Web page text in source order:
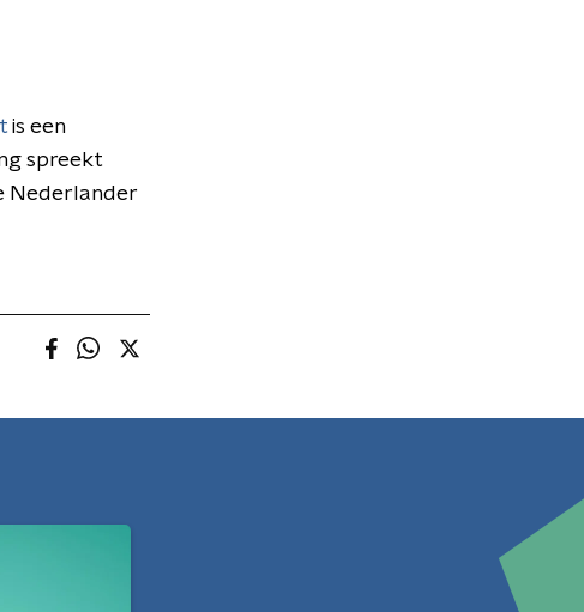
is een
spreekt
Nederlander